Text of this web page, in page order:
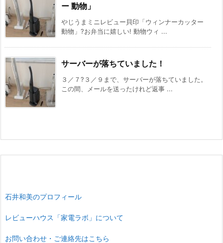
ー 動物」
やじうまミニレビュー貝印「ウィンナーカッター
動物」?お弁当に嬉しい! 動物ウィ ...
サーバーが落ちていました！
３／７?３／９まで、サーバーが落ちていました。
この間、メールを送ったけれど返事 ...
石井和美のプロフィール
レビューハウス「家電ラボ」について
お問い合わせ・ご連絡先はこちら